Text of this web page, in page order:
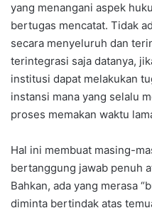
yang menangani aspek
bertugas mencatat. Tidak
secara menyeluruh dan
terintegrasi saja datanya,
institusi dapat melakukan
instansi mana yang selalu
proses memakan waktu
Hal ini membuat masing-
bertanggung jawab penuh
Bahkan, ada yang merasa
diminta bertindak atas